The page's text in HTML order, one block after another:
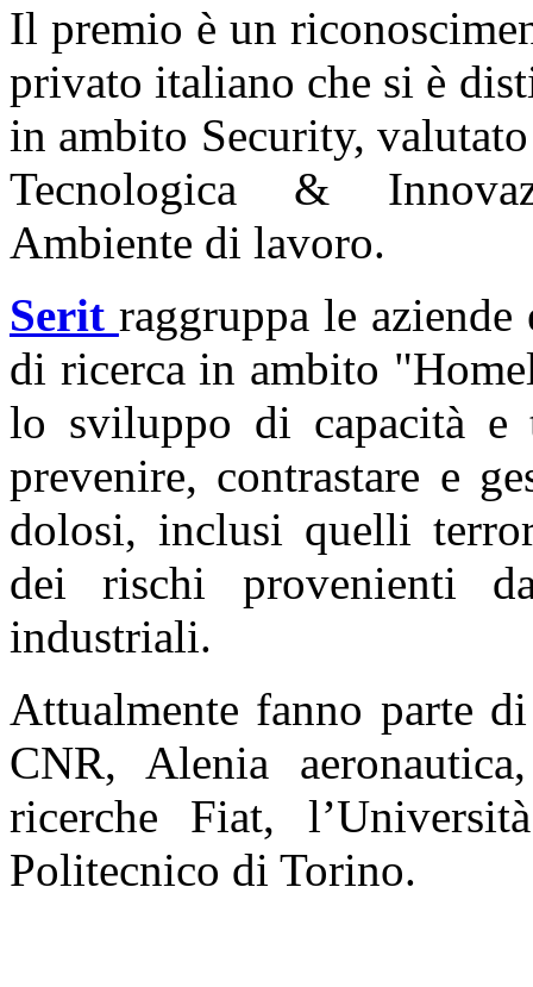
Il premio è un
privato italiano che si è
in ambito Security,
Tecnologica &
Ambiente di lavoro.
Serit raggruppa le
di ricerca in ambito
lo sviluppo di capacità e
prevenire, contrastare e
dolosi, inclusi quelli
dei rischi provenienti
industriali.
Attualmente fanno parte
CNR, Alenia
ricerche Fiat,
Politecnico di Torino.